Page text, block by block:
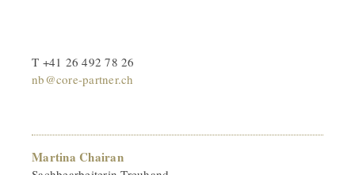
T +41 26 492 78 26
nb@core-partner.ch
Martina Chairan